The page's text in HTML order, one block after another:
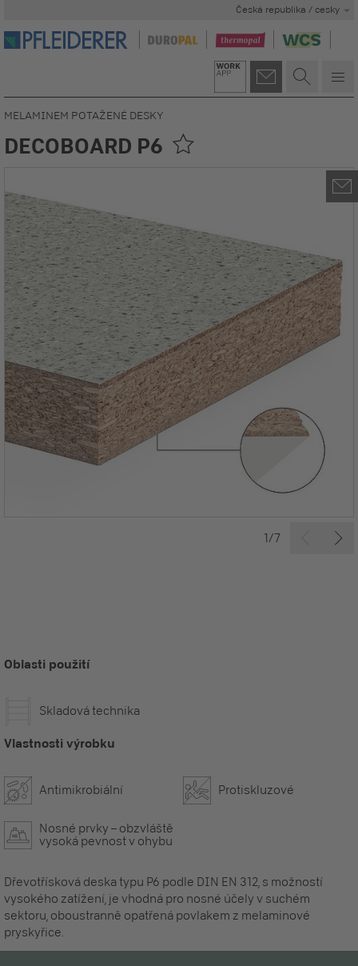
Česká republika / cesky
1/7
MELAMINEM POTAŽENÉ DESKY
DECOBOARD P6
Oblasti použití
Skladová technika
Vlastnosti výrobku
Antimikrobiální Protiskluzové
Nosné prvky – obzvláště
vysoká pevnost v ohybu
Dřevotřísková deska typu P6 podle DIN EN 312, s možností
vysokého zatížení, je vhodná pro nosné účely v suchém
sektoru, oboustranně opatřená povlakem z melaminové
pryskyřice.